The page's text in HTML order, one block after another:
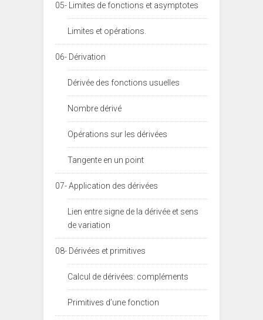
05- Limites de fonctions et asymptotes
Limites et opérations.
06- Dérivation
Dérivée des fonctions usuelles
Nombre dérivé
Opérations sur les dérivées
Tangente en un point
07- Application des dérivées
Lien entre signe de la dérivée et sens
de variation
08- Dérivées et primitives
Calcul de dérivées: compléments
Primitives d’une fonction